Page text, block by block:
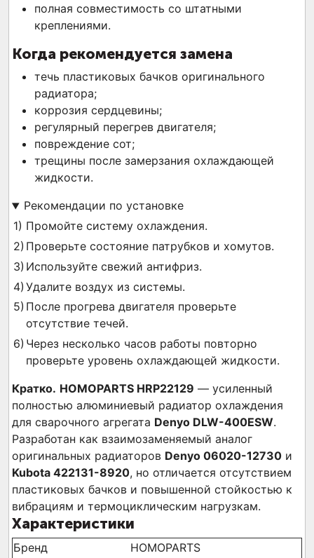
полная совместимость со штатными
креплениями.
Когда рекомендуется замена
течь пластиковых бачков оригинального
радиатора;
коррозия сердцевины;
регулярный перегрев двигателя;
повреждение сот;
трещины после замерзания охлаждающей
жидкости.
Рекомендации по установке
Промойте систему охлаждения.
Проверьте состояние патрубков и хомутов.
Используйте свежий антифриз.
Удалите воздух из системы.
После прогрева двигателя проверьте
отсутствие течей.
Через несколько часов работы повторно
проверьте уровень охлаждающей жидкости.
Кратко. HOMOPARTS HRP22129 — усиленный
полностью алюминиевый радиатор охлаждения
для сварочного агрегата Denyo DLW-400ESW.
Разработан как взаимозаменяемый аналог
оригинальных радиаторов Denyo 06020-12730 и
Kubota 422131-8920, но отличается отсутствием
пластиковых бачков и повышенной стойкостью к
вибрациям и термоциклическим нагрузкам.
Характеристики
Бренд
HOMOPARTS